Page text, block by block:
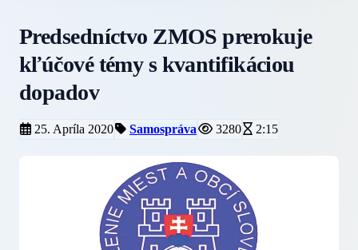
Predsedníctvo ZMOS prerokuje
kľúčové témy s kvantifikáciou
dopadov
25. Apríla 2020 Samospráva 3280 2:15